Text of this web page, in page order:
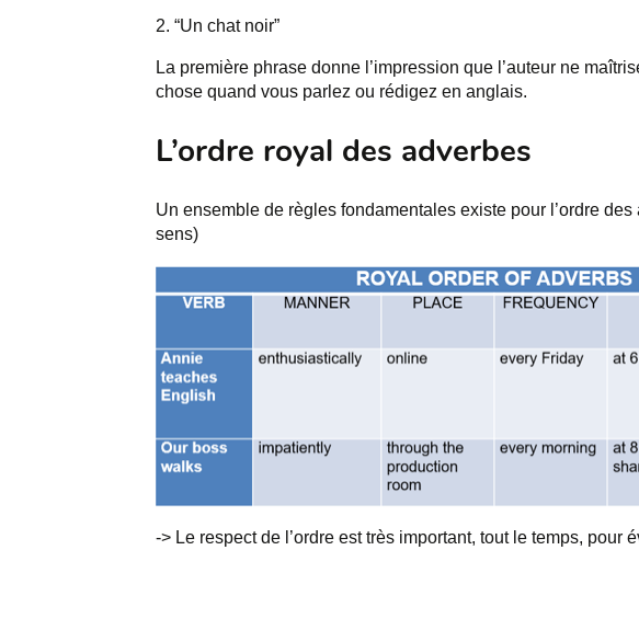
“Un chat noir”
La première phrase donne l’impression que l’auteur ne
chose quand vous parlez ou rédigez en anglais.
L’ordre royal des adverbes
Un ensemble de règles fondamentales existe pour l’ordre
sens)
-> Le respect de l’ordre est très important, tout le temps, pour